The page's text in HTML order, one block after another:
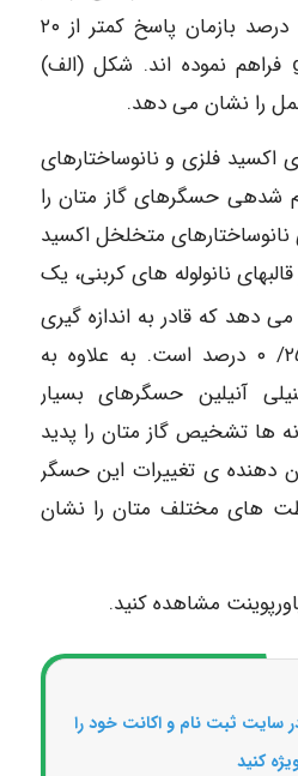
محدوده ی غلظت ۵- ۰ درصد بازمان پاسخ کمتر از ۲۰
ثانیه و وزن کلی g ۲۵۰ فراهم نموده اند. شکل (الف)
را نشان می دهد.
اکسید فلزی و نانوساختارهای
شدهی حسگرهای گاز متان را
نانوساختارهای متخلخل اکسید
قالبهای نانولوله های کربنی، یک
دهد که قادر به اندازه گیری
غلظت متان در مقدار ۲۵/ ۰ درصد است. به علاوه به
آنیلین حسگرهای بسیار
ها تشخیص گاز متان را پدید
ی تغییرات این حسگر
های مختلف متان را نشان
مشاهده کنید.
سایت ثبت نام و اکانت خود را
کنید